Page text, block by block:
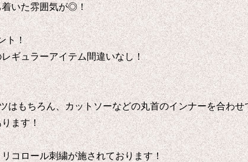
着いた雰囲気が◎！
ト！
ギュラーアイテム間違いなし！
もちろん、カットソーなどの丸首のインナーを合わせ
ます！
コロール刺繍が施されております！